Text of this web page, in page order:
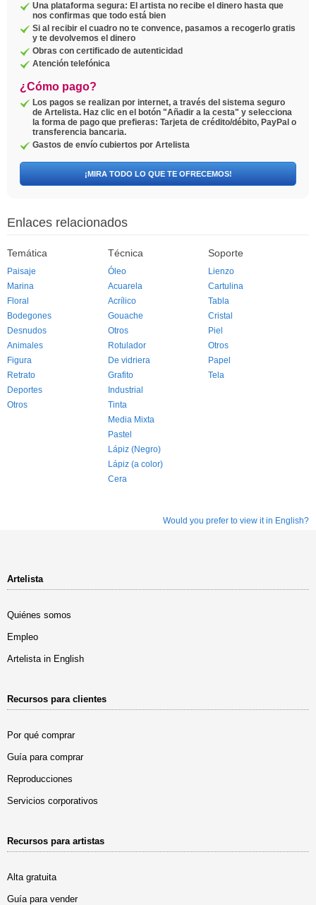
Una plataforma segura: El artista no recibe el dinero hasta que
nos confirmas que todo está bien
Si al recibir el cuadro no te convence, pasamos a recogerlo gratis
y te devolvemos el dinero
Obras con certificado de autenticidad
Atención telefónica
¿Cómo pago?
Los pagos se realizan por internet, a través del sistema seguro
de Artelista. Haz clic en el botón "Añadir a la cesta" y selecciona
la forma de pago que prefieras: Tarjeta de crédito/débito, PayPal o
transferencia bancaria.
Gastos de envío cubiertos por Artelista
¡MIRA TODO LO QUE TE OFRECEMOS!
Enlaces relacionados
Temática
Paisaje
Marina
Floral
Bodegones
Desnudos
Animales
Figura
Retrato
Deportes
Otros
Técnica
Óleo
Acuarela
Acrílico
Gouache
Otros
Rotulador
De vidriera
Grafito
Industrial
Tinta
Media Mixta
Pastel
Lápiz (Negro)
Lápiz (a color)
Cera
Soporte
Lienzo
Cartulina
Tabla
Cristal
Piel
Otros
Papel
Tela
Would you prefer to view it in English?
Artelista
Quiénes somos
Empleo
Artelista in English
Recursos para clientes
Por qué comprar
Guía para comprar
Reproducciones
Servicios corporativos
Recursos para artistas
Alta gratuita
Guía para vender